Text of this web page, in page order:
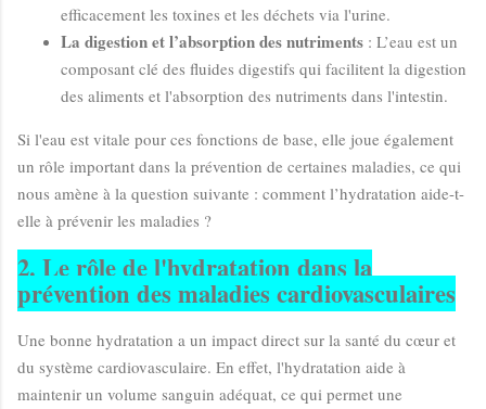
efficacement les toxines et les déchets via l'urine.
La digestion et l’absorption des nutriments : L’eau est un
composant clé des fluides digestifs qui facilitent la digestion
des aliments et l'absorption des nutriments dans l'intestin.
Si l'eau est vitale pour ces fonctions de base, elle joue également
un rôle important dans la prévention de certaines maladies, ce qui
nous amène à la question suivante : comment l’hydratation aide-t-
elle à prévenir les maladies ?
2. Le rôle de l'hydratation dans la
prévention des maladies cardiovasculaires
Une bonne hydratation a un impact direct sur la santé du cœur et
du système cardiovasculaire. En effet, l'hydratation aide à
maintenir un volume sanguin adéquat, ce qui permet une